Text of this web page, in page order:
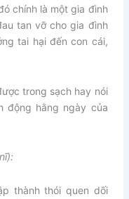
chính là một gia đình
tan vỡ cho gia đình
tai hại đến con cái,
trong sạch hay nói
động hằng ngày của
thành thói quen dối